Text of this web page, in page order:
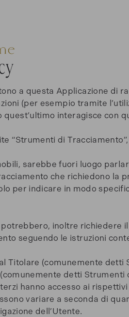
a questa Applicazione di
(per esempio tramite
interagisce con
“Strumenti di
sarebbe fuori luogo
che richiedono la
per indicare in modo
inoltre richiedere il
seguendo le istruzioni
Titolare (comunemente detti
detti Strumenti
hanno accesso ai
variare a seconda di
dell’Utente.